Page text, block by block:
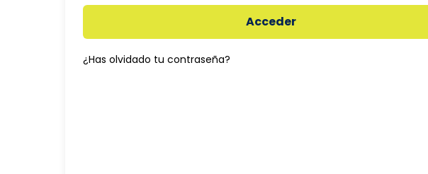
Acceder
¿Has olvidado tu contraseña?